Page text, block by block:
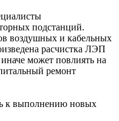
подстанций.
воздушных и кабельных
расчистка ЛЭП
может повлиять на
ремонт
к выполнению новых